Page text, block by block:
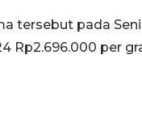
tersebut pada
Rp2.696.000 per